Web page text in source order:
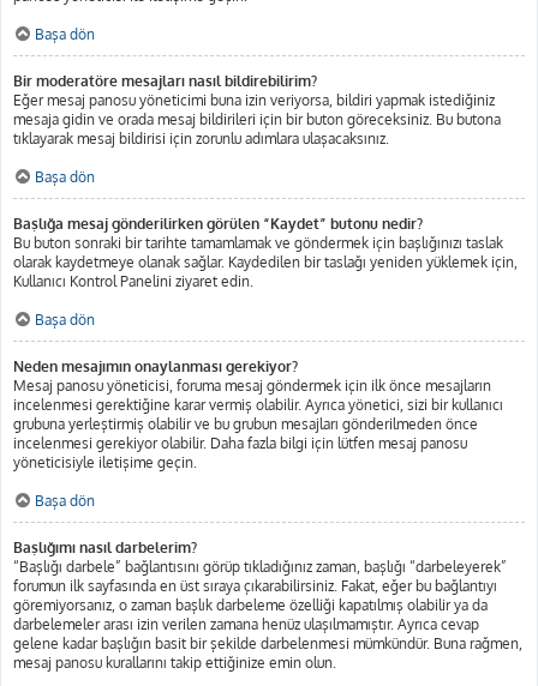
Başa dön
Bir moderatöre mesajları nasıl bildirebilirim?
Eğer mesaj panosu yöneticimi buna izin veriyorsa, bildiri yapmak istediğiniz
mesaja gidin ve orada mesaj bildirileri için bir buton göreceksiniz. Bu butona
tıklayarak mesaj bildirisi için zorunlu adımlara ulaşacaksınız.
Başa dön
Başlığa mesaj gönderilirken görülen “Kaydet” butonu nedir?
Bu buton sonraki bir tarihte tamamlamak ve göndermek için başlığınızı taslak
olarak kaydetmeye olanak sağlar. Kaydedilen bir taslağı yeniden yüklemek için,
Kullanıcı Kontrol Panelini ziyaret edin.
Başa dön
Neden mesajımın onaylanması gerekiyor?
Mesaj panosu yöneticisi, foruma mesaj göndermek için ilk önce mesajların
incelenmesi gerektiğine karar vermiş olabilir. Ayrıca yönetici, sizi bir kullanıcı
grubuna yerleştirmiş olabilir ve bu grubun mesajları gönderilmeden önce
incelenmesi gerekiyor olabilir. Daha fazla bilgi için lütfen mesaj panosu
yöneticisiyle iletişime geçin.
Başa dön
Başlığımı nasıl darbelerim?
“Başlığı darbele” bağlantısını görüp tıkladığınız zaman, başlığı “darbeleyerek”
forumun ilk sayfasında en üst sıraya çıkarabilirsiniz. Fakat, eğer bu bağlantıyı
göremiyorsanız, o zaman başlık darbeleme özelliği kapatılmış olabilir ya da
darbelemeler arası izin verilen zamana henüz ulaşılmamıştır. Ayrıca cevap
gelene kadar başlığın basit bir şekilde darbelenmesi mümkündür. Buna rağmen,
mesaj panosu kurallarını takip ettiğinize emin olun.